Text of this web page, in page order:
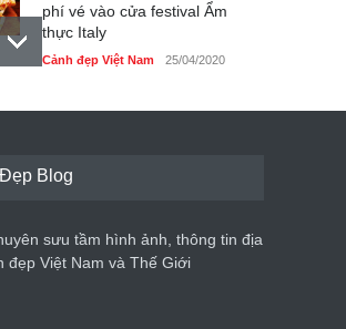
phí vé vào cửa festival Ẩm
thực Italy
Cảnh đẹp Việt Nam 25/04/2020
Tam giác mạch khoe sắc
du lịch quốc gia
Cảnh đẹp Việt Nam 24/04/2020
Blog
sưu tầm hình ảnh, thông tin địa
đẹp Việt Nam và Thế Giới